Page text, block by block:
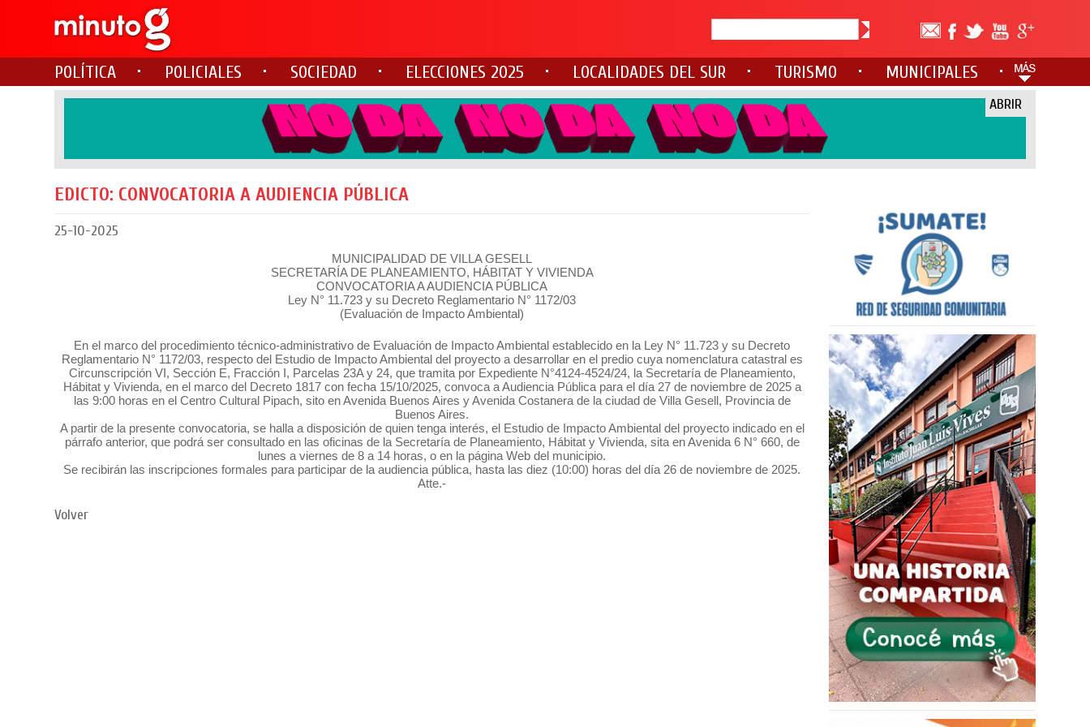
POLÍTICA POLICIALES SOCIEDAD ELECCIONES 2025 LOCALIDADES DEL SUR TURISMO MUNICIPALES
ABRIR
EDICTO: CONVOCATORIA A AUDIENCIA PÚBLICA
25-10-2025
MUNICIPALIDAD DE VILLA GESELL
SECRETARÍA DE PLANEAMIENTO, HÁBITAT Y VIVIENDA
CONVOCATORIA A AUDIENCIA PÚBLICA
Ley N° 11.723 y su Decreto Reglamentario N° 1172/03
(Evaluación de Impacto Ambiental)
En el marco del procedimiento técnico-administrativo de Evaluación de Impacto Ambiental establecido en la Ley N° 11.723 y su Decreto
Reglamentario N° 1172/03, respecto del Estudio de Impacto Ambiental del proyecto a desarrollar en el predio cuya nomenclatura catastral es
Circunscripción VI, Sección E, Fracción I, Parcelas 23A y 24, que tramita por Expediente N°4124-4524/24, la Secretaría de Planeamiento,
Hábitat y Vivienda, en el marco del Decreto 1817 con fecha 15/10/2025, convoca a Audiencia Pública para el día 27 de noviembre de 2025 a
las 9:00 horas en el Centro Cultural Pipach, sito en Avenida Buenos Aires y Avenida Costanera de la ciudad de Villa Gesell, Provincia de
Buenos Aires.
A partir de la presente convocatoria, se halla a disposición de quien tenga interés, el Estudio de Impacto Ambiental del proyecto indicado en el
párrafo anterior, que podrá ser consultado en las oficinas de la Secretaría de Planeamiento, Hábitat y Vivienda, sita en Avenida 6 N° 660, de
lunes a viernes de 8 a 14 horas, o en la página Web del municipio.
Se recibirán las inscripciones formales para participar de la audiencia pública, hasta las diez (10:00) horas del día 26 de noviembre de 2025.
Atte.-
Volver